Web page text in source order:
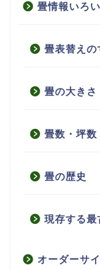
畳情報いろ
畳表替えの
畳の大きさ
畳数・坪数
畳の歴史
現存する最
オーダーサ